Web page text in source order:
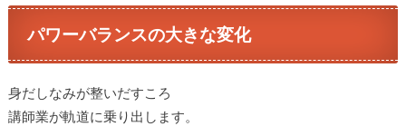
パワーバランスの大きな変化
身だしなみが整いだすころ
講師業が軌道に乗り出します。